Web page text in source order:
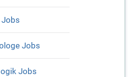
Jobs
Jobs